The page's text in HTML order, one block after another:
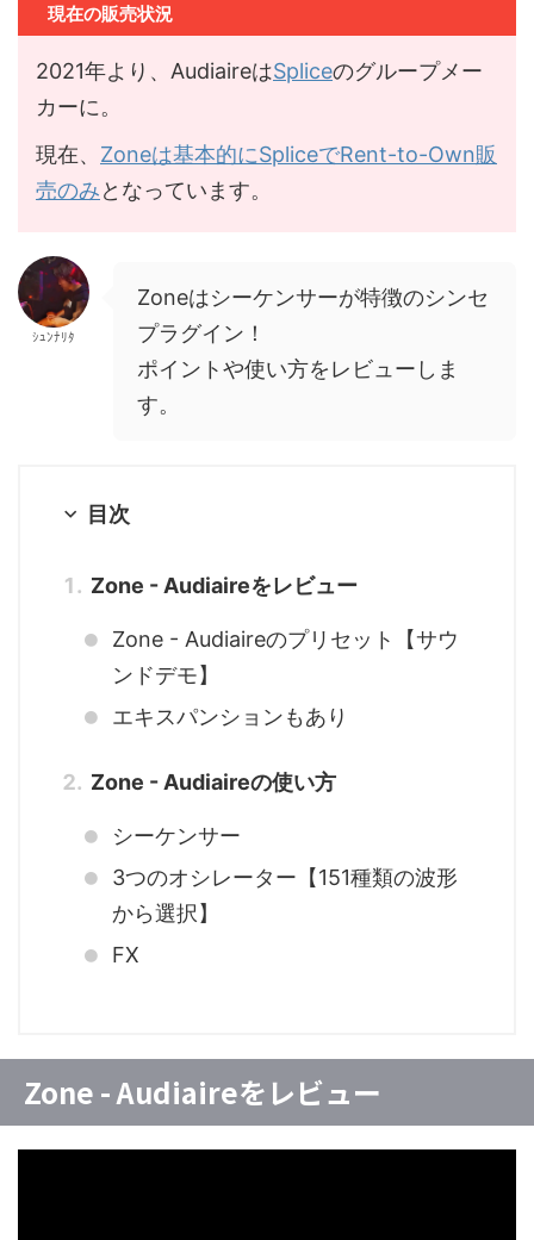
現在の販売状況
2021年より、AudiaireはSpliceのグループメー
カーに。
現在、 Zoneは基本的にSpliceでRent-to-Own販
売のみとなっています。
ｼｭﾝﾅﾘﾀ
Zoneはシーケンサーが特徴のシンセ
プラグイン！
ポイントや使い方をレビューしま
す。
目次
Zone - Audiaireをレビュー
Zone - Audiaireのプリセット【サウ
ンドデモ】
エキスパンションもあり
Zone - Audiaireの使い方
シーケンサー
3つのオシレーター【151種類の波形
から選択】
FX
Zone - Audiaireをレビュー